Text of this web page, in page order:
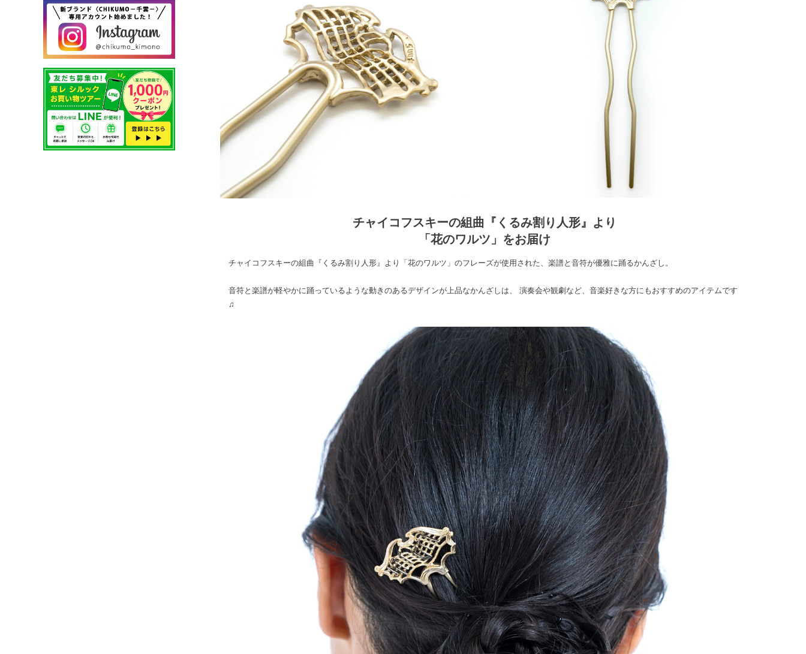
チャイコフスキーの組曲『くるみ割り人形』より
「花のワルツ」をお届け
チャイコフスキーの組曲『くるみ割り人形』より「花のワルツ」のフレーズが使用された、楽譜と音符が優雅に踊るかんざし。
音符と楽譜が軽やかに踊っているような動きのあるデザインが上品なかんざしは、 演奏会や観劇など、音楽好きな方にもおすすめのアイテムです
♫